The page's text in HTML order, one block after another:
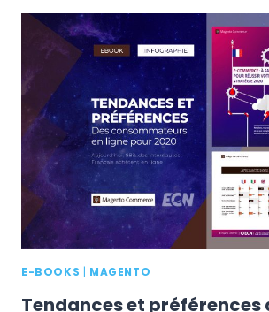
OPTIMISER
L’EXPÉRIENCE
D’ACHAT
DES
CONSOMMATEURS
E-BOOKS MAGENTO
Tendances et préférences